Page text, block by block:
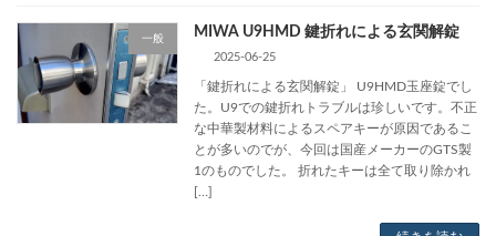
一般 MIWA U9HMD 鍵折れによる玄関解錠
2025-06-25
「鍵折れによる玄関解錠」 U9HMD玉座錠でし
た。U9での鍵折れトラブルは珍しいです。不正
な中華製材料によるスペアキーが原因であるこ
とが多いのでが、今回は国産メーカーのGTS製
1のものでした。 折れたキーは全て取り除かれ
[…]